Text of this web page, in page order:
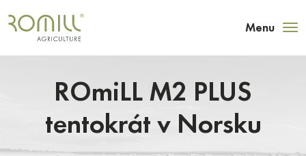
Menu
ROmiLL M2 PLUS
tentokrát v Norsku